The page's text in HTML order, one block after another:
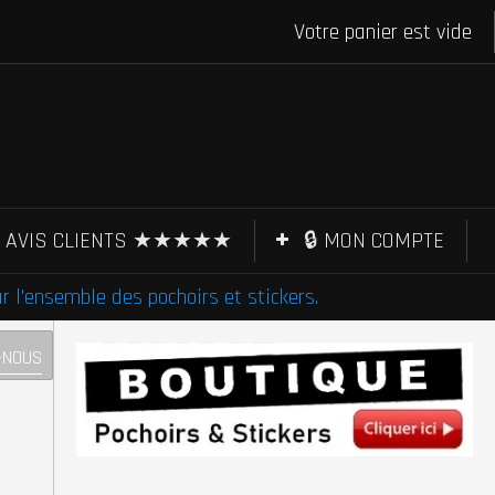
Votre panier est vide
AVIS CLIENTS ★★★★★
🔒 MON COMPTE
l'ensemble des pochoirs et stickers.